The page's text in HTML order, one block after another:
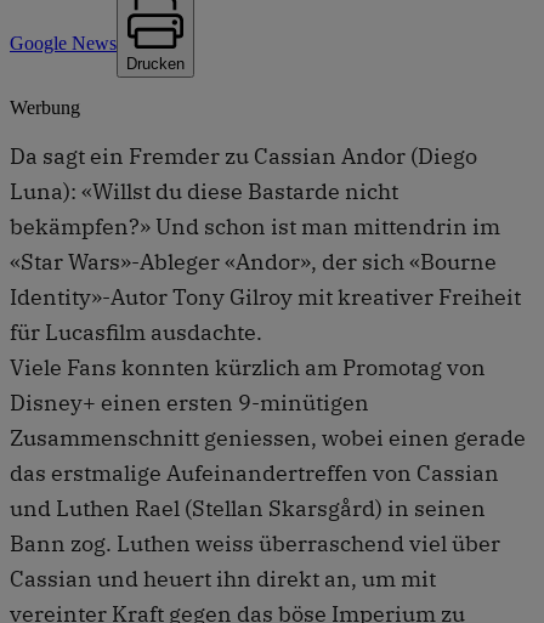
Google News
Drucken
Werbung
Da sagt ein Fremder zu Cassian Andor (Diego
Luna): «Willst du diese Bastarde nicht
bekämpfen?» Und schon ist man mittendrin im
«Star Wars»-Ableger «Andor», der sich «Bourne
Identity»-Autor Tony Gilroy mit kreativer Freiheit
für Lucasfilm ausdachte.
Viele Fans konnten kürzlich am Promotag von
Disney+ einen ersten 9-minütigen
Zusammenschnitt geniessen, wobei einen gerade
das erstmalige Aufeinandertreffen von Cassian
und Luthen Rael (Stellan Skarsgård) in seinen
Bann zog. Luthen weiss überraschend viel über
Cassian und heuert ihn direkt an, um mit
vereinter Kraft gegen das böse Imperium zu